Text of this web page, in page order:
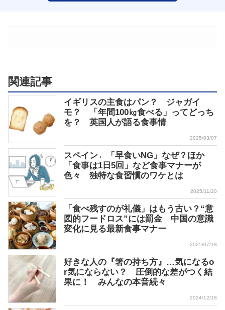
関連記事
イギリスの主食はパン？ ジャガイ
モ？ 「年間100㎏食べる」ってどっち
を？ 英国人が語る食事情
2025/03/07
スペイン←「早食いNG」なぜ？ほか
「食事は1日5回」など食事マナーが
色々 独特な食習慣のワケとは
2025/11/20
「食べ残すのが礼儀」はもう古い？“意
図的フードロス”には罰金 中国の意識
変化に見る最新食事マナー
2025/07/18
好きな人の『箸の持ち方』…気になるo
r気にならない？ 圧倒的な差がつく結
果に！ みんなの本音続々
2024/12/18